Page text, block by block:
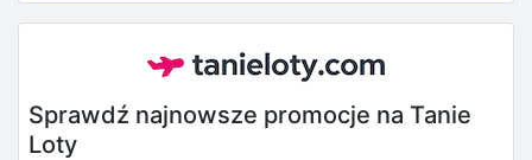
Sprawdź najnowsze promocje na Tanie
Loty